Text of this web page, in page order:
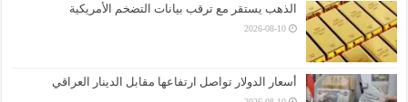
الذهب يستقر مع ترقب بيانات التضخم الأمريكية
2026-08-10
أسعار الدولار تواصل ارتفاعها مقابل الدينار العراقي